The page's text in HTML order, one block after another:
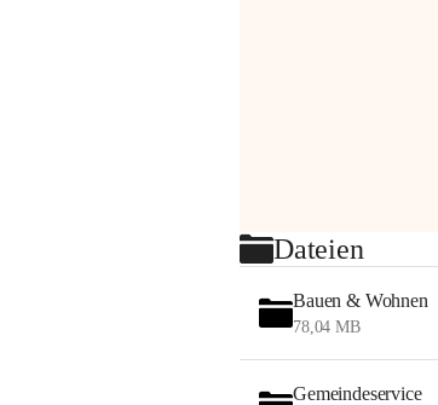
Dateien
Bauen & Wohnen
78,04 MB
Gemeindeservice